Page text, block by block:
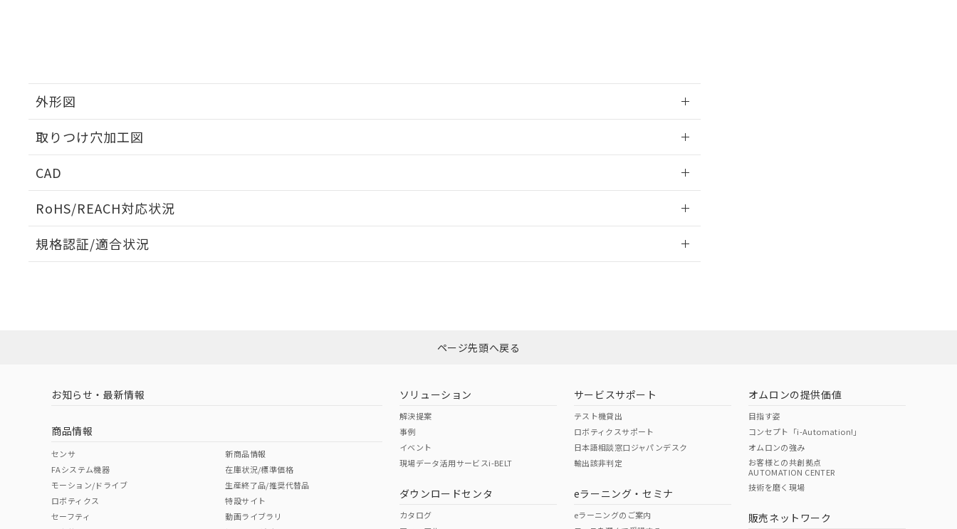
外形図
取りつけ穴加工図
CAD
RoHS/REACH対応状況
EU RoHS 注意事項・凡例
ダウンロードはこちら
中国 RoHS 注意事項・凡例
中国 RoHS表
Pb Hg Cr(VI)
規格認証/適合状況
ページ先頭へ戻る
お知らせ・最新情報
商品情報
センサ
FAシステム機器
モーション/ドライブ
ロボティクス
セーフティ
新商品情報
在庫状況/標準価格
生産終了品/推奨代替品
特設サイト
動画ライブラリ
ソリューション
解決提案
事例
イベント
現場データ活用サービスi-BELT
ダウンロードセンタ
カタログ
サービスサポート
テスト機貸出
ロボティクスサポート
日本語相談窓口ジャパンデスク
輸出該非判定
eラーニング・セミナ
eラーニングのご案内
オムロンの提供価値
目指す姿
コンセプト「i-Automation!」
オムロンの強み
お客様との共創拠点
AUTOMATION CENTER
技術を磨く現場
販売ネットワーク